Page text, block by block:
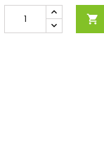
